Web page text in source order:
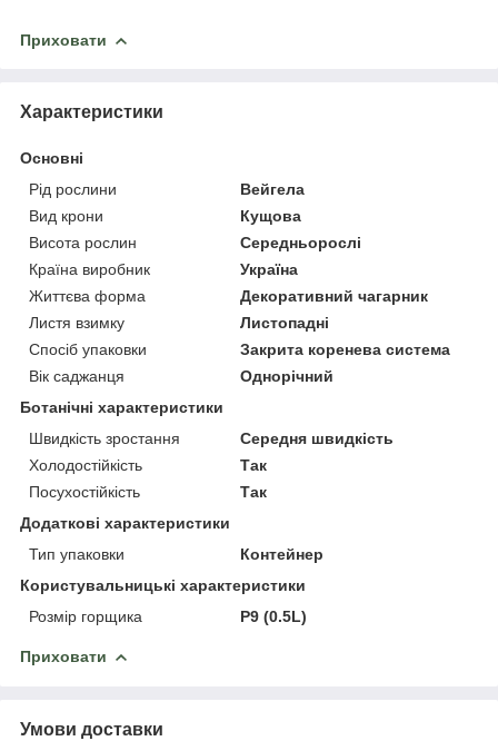
Приховати
Характеристики
Основні
Рід рослини
Вейгела
Вид крони
Кущова
Висота рослин
Середньорослі
Країна виробник
Україна
Життєва форма
Декоративний чагарник
Листя взимку
Листопадні
Спосіб упаковки
Закрита коренева система
Вік саджанця
Однорічний
Ботанічні характеристики
Швидкість зростання
Середня швидкість
Холодостійкість
Так
Посухостійкість
Так
Додаткові характеристики
Тип упаковки
Контейнер
Користувальницькі характеристики
Розмір горщика
P9 (0.5L)
Приховати
Умови доставки